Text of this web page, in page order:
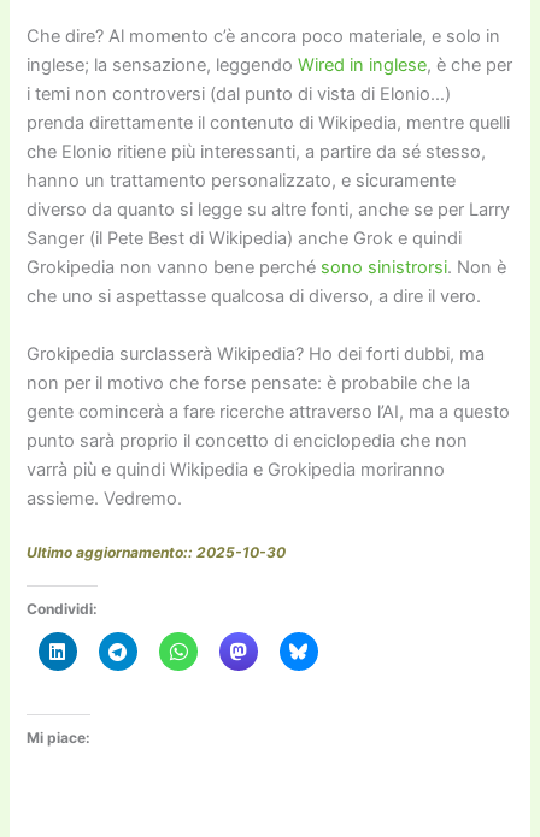
Che dire? Al momento c’è ancora poco materiale, e solo in
inglese; la sensazione, leggendoWired in inglese, è che per
i temi non controversi (dal punto di vista di Elonio…)
prenda direttamente il contenuto di Wikipedia, mentre quelli
che Elonio ritiene più interessanti, a partire da sé stesso,
hanno un trattamento personalizzato, e sicuramente
diverso da quanto si legge su altre fonti, anche se per Larry
Sanger (il Pete Best di Wikipedia) anche Grok e quindi
Grokipedia non vanno bene perché sono sinistrorsi. Non è
che uno si aspettasse qualcosa di diverso, a dire il vero.
Grokipedia surclasserà Wikipedia? Ho dei forti dubbi, ma
non per il motivo che forse pensate: è probabile che la
gente comincerà a fare ricerche attraverso l’AI, ma a questo
punto sarà proprio il concetto di enciclopedia che non
varrà più e quindi Wikipedia e Grokipedia moriranno
assieme. Vedremo.
Ultimo aggiornamento:: 2025-10-30
Condividi:
Mi piace: